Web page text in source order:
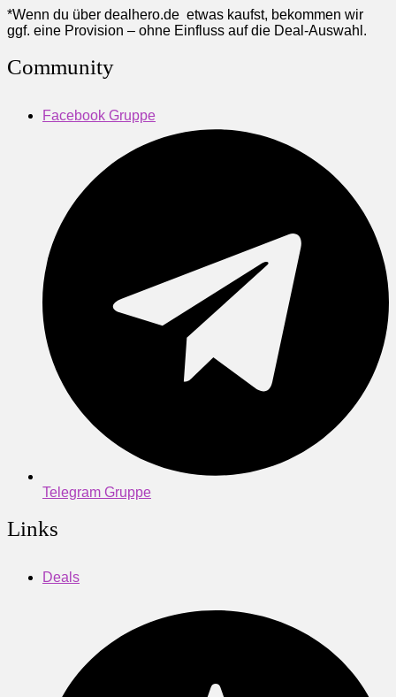
*Wenn du über dealhero.de etwas kaufst, bekommen wir
ggf. eine Provision – ohne Einfluss auf die Deal-Auswahl.
Community
Facebook Gruppe
Telegram Gruppe
Links
Deals